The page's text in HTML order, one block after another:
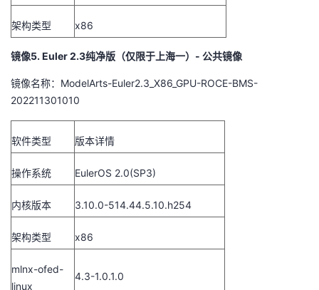
架构类型 x86
镜像5. Euler 2.3纯净版（仅限于上海一）- 公共镜像
镜像名称：ModelArts-Euler2.3_X86_GPU-ROCE-BMS-
202211301010
软件类型 版本详情
操作系统 EulerOS 2.0(SP3)
内核版本 3.10.0-514.44.5.10.h254
架构类型 x86
mlnx-ofed-
linux
4.3-1.0.1.0